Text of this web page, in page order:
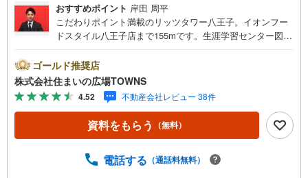
おすすめポイント 岸田 周平
こだわりポイント満載のリッツタワー八王子。イオンフー
ドスタイル八王子店まで155mです。生涯学習センター図書
内に立地する物件です。この物件は快適な室内環境が魅力
の中古マンションとなっています。こちらは13階建ての建
物です。来訪者を確認できる、TVインターホン付きです。
動線を意識したデザインのシステムキッチン付きで作業能
率が上がります。立地条件の良い中古マンションは生活の
質を高めてくれます。13階建ての物件で周辺環境も良いで
ごせます。リモート会議のようにすぐに応対できないとき
ゴールド推奨店
株式会社住まいの広場TOWNS
4.52 不動産会社レビュー 38件
資料をもらう （無料）
電話する （通話料無料）